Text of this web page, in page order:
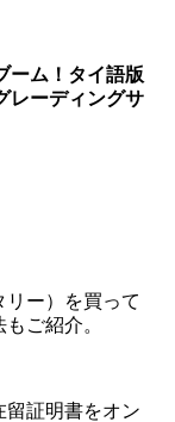
ーム！タイ語版
レーディングサ
リー）を買って
ご紹介。
留証明書をオン